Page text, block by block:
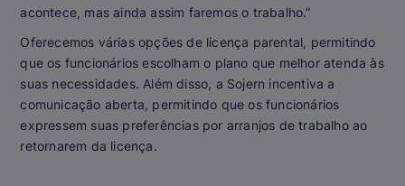
acontece, mas ainda assim faremos o trabalho.”
Oferecemos várias opções de licença parental, permitindo
que os funcionários escolham o plano que melhor atenda às
suas necessidades. Além disso, a Sojern incentiva a
comunicação aberta, permitindo que os funcionários
expressem suas preferências por arranjos de trabalho ao
retornarem da licença.